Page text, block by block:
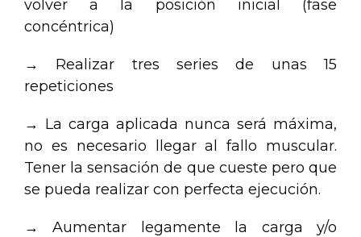
volver a la posición inicial (fase
concéntrica)
→ Realizar tres series de unas 15
repeticiones
→ La carga aplicada nunca será máxima,
no es necesario llegar al fallo muscular.
Tener la sensación de que cueste pero que
se pueda realizar con perfecta ejecución.
→ Aumentar legamente la carga y/o